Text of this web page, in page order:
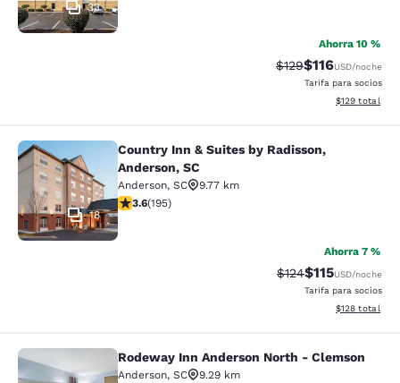
33
Ahorra 10 %
Tarifa tachada:
$129Tarifa reducida:
$116USD/noche
Tarifa para socios
Ver detalles
$129 total
Country Inn & Suites by Radisson,
18
Country Inn & Suites by Radisson,
Anderson, SC
Anderson, SC
9.77 km
Calificación de 3.58 estrellas. Bueno. 195 reseñas
3.6(195)
Ahorra 7 %
Tarifa tachada:
$124Tarifa reducida:
$115USD/noche
Tarifa para socios
Ver detalles
$128 total
Rodeway Inn Anderson North -
Rodeway Inn Anderson North - Clemson
Anderson, SC
9.29 km